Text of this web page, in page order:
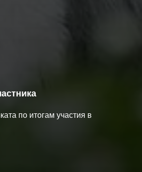
по итогам участия в